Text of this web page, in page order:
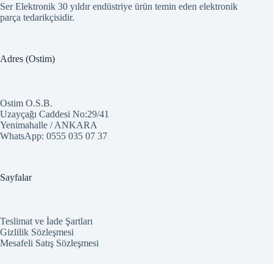
Ser Elektronik 30 yıldır endüstriye ürün temin eden elektronik
parça tedarikçisidir.
Adres (Ostim)
Ostim O.S.B.
Uzayçağı Caddesi No:29/41
Yenimahalle / ANKARA
WhatsApp: 0555 035 07 37
Sayfalar
Teslimat ve İade Şartları
Gizlilik Sözleşmesi
Mesafeli Satış Sözleşmesi